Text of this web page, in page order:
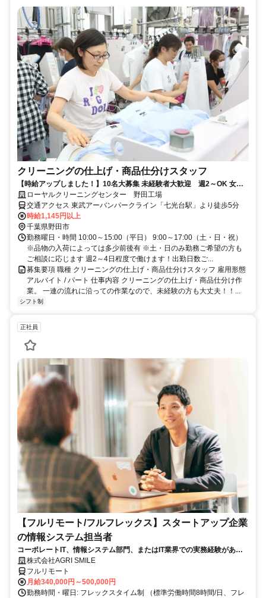
クリーニングの仕上げ・商品仕分けスタッフ
【時給アップしました！】10名大募集 未経験者大歓迎 週2～OK 女性
パートさん活躍中！
ローヤルクリーニングセンター 野田工場
交通アクセス 東武アーバンパークライン「七光台駅」より徒歩5分
時給1,145円以上
千葉県野田市
勤務曜日・時間 10:00～15:00（平日） 9:00～17:00（土・日・祝）
※品物の入荷によっては多少前後有 ※土・日のみ勤務ご希望の方も
ご相談に応じます 週2～4日程度で働けます！出勤日数ご...
募集要項 職種 クリーニングの仕上げ・商品仕分けスタッフ 雇用形態
アルバイト / パート 仕事内容 クリーニングの仕上げ・商品仕分け作
業。 一連の流れに沿っての作業なので、未経験の方も大丈夫！！...
シフト制
正社員
【フルリモート/フルフレックス】スタートアップ企業
の情報システム担当者
コーポレートIT、情報システム部門、またはIT業界での実務経験がある
方、大歓迎！
株式会社AGRI SMILE
フルリモート
月給340,000円～500,000円
勤務時間・曜日: フレックスタイム制 （標準労働時間8時間/日、フレ